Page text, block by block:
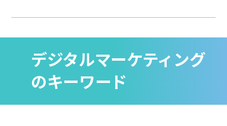
デジタルマーケティング
のキーワード